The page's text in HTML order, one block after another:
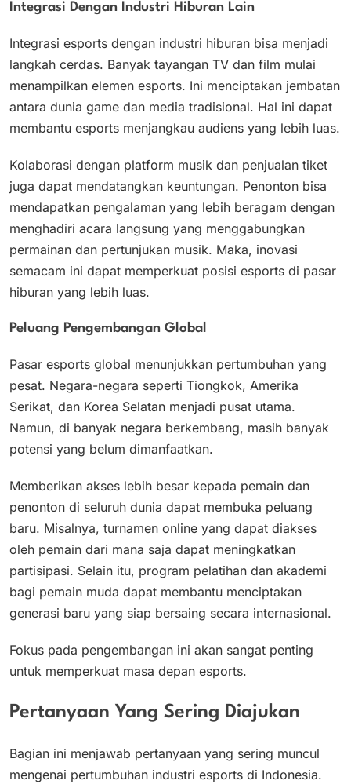
Integrasi Dengan Industri Hiburan Lain
Integrasi esports dengan industri hiburan bisa menjadi
langkah cerdas. Banyak tayangan TV dan film mulai
menampilkan elemen esports. Ini menciptakan jembatan
antara dunia game dan media tradisional. Hal ini dapat
membantu esports menjangkau audiens yang lebih luas.
Kolaborasi dengan platform musik dan penjualan tiket
juga dapat mendatangkan keuntungan. Penonton bisa
mendapatkan pengalaman yang lebih beragam dengan
menghadiri acara langsung yang menggabungkan
permainan dan pertunjukan musik. Maka, inovasi
semacam ini dapat memperkuat posisi esports di pasar
hiburan yang lebih luas.
Peluang Pengembangan Global
Pasar esports global menunjukkan pertumbuhan yang
pesat. Negara-negara seperti Tiongkok, Amerika
Serikat, dan Korea Selatan menjadi pusat utama.
Namun, di banyak negara berkembang, masih banyak
potensi yang belum dimanfaatkan.
Memberikan akses lebih besar kepada pemain dan
penonton di seluruh dunia dapat membuka peluang
baru. Misalnya, turnamen online yang dapat diakses
oleh pemain dari mana saja dapat meningkatkan
partisipasi. Selain itu, program pelatihan dan akademi
bagi pemain muda dapat membantu menciptakan
generasi baru yang siap bersaing secara internasional.
Fokus pada pengembangan ini akan sangat penting
untuk memperkuat masa depan esports.
Pertanyaan Yang Sering Diajukan
Bagian ini menjawab pertanyaan yang sering muncul
mengenai pertumbuhan industri esports di Indonesia.